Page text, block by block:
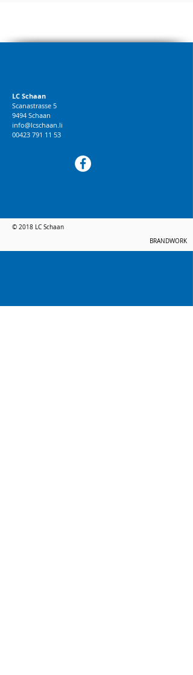
LC Schaan
Scanastrasse 5
9494 Schaan
info@lcschaan.li
00423 791 11 53
© 2018 LC Schaan
BRANDWORK